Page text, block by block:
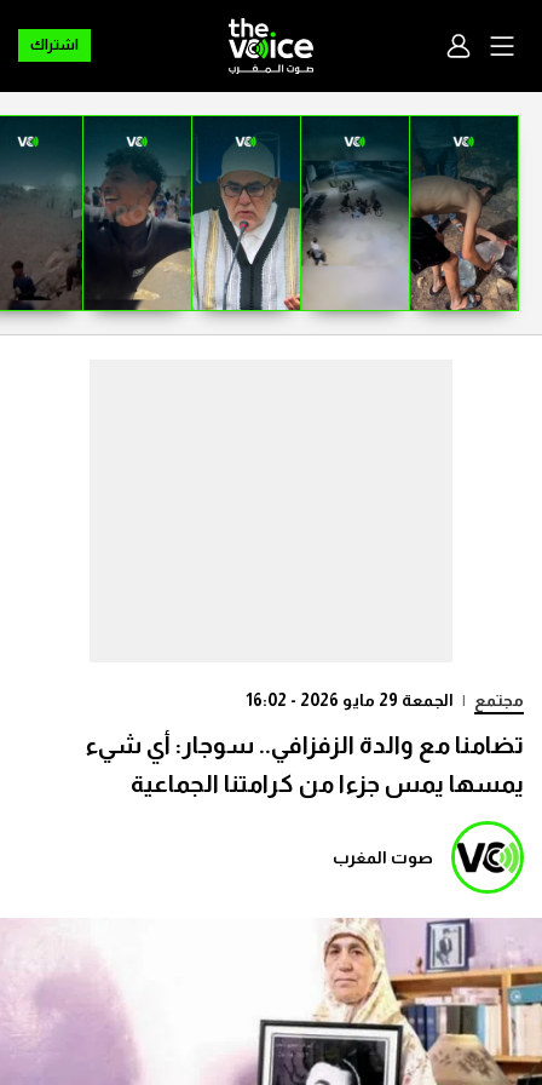
اشتراك
مجتمع | الجمعة 29 مايو 2026 - 16:02
تضامنا مع والدة الزفزافي.. سوجار: أي شيء
يمسها يمس جزءا من كرامتنا الجماعية
صوت المغرب